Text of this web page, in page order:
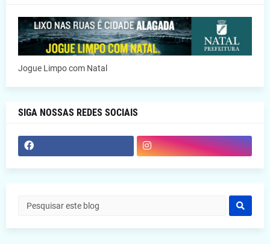
Jogue Limpo com Natal
SIGA NOSSAS REDES SOCIAIS